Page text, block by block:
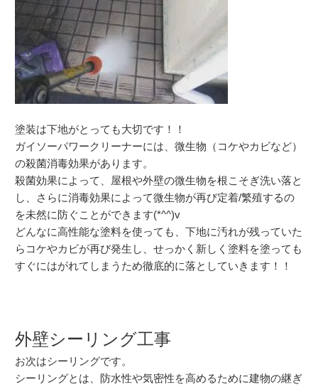
塗装は下地がとっても大切です！！
ガイソーパワークリーナーには、微生物（コケやカビなど）
の殺菌消毒効果があります。
殺菌効果によって、屋根や外壁の微生物を根こそぎ洗い落と
し、さらに消毒効果によって微生物が再び定着/繁殖するの
を未然に防ぐことができます(*^^)v
どんなに高性能な塗料を使っても、下地に汚れが残っていた
らコケやカビが再び発生し、せっかく新しく塗料を塗っても
すぐにはがれてしまうため徹底的に落としていきます！！
外壁シーリング工事
お次はシーリングです。
シーリングとは、防水性や気密性を高めるために建物の継ぎ